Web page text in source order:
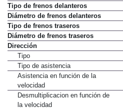
Tipo de frenos delanteros
Diámetro de frenos delanteros
Tipo de frenos traseros
Diámetro de frenos traseros
Dirección
Tipo
Tipo de asistencia
Asistencia en función de la
velocidad
Desmultiplicacion en función de
la velocidad